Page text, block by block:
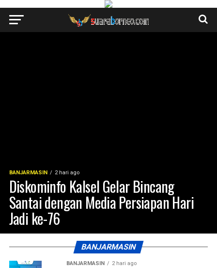
BANJARMASIN 2 hari ago
Diskominfo Kalsel Gelar Bincang
Santai dengan Media Persiapan Hari
Jadi ke-76
BANJARMASIN
BANJARMASIN 2 hari ago